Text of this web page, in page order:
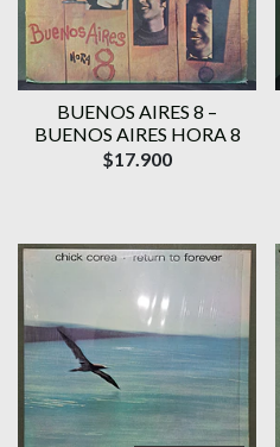
BUENOS AIRES 8 –
BUENOS AIRES HORA 8
$17.900